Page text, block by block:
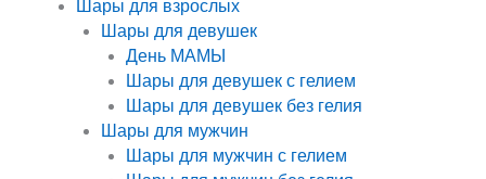
Шары для взрослых
Шары для девушек
День МАМЫ
Шары для девушек с гелием
Шары для девушек без гелия
Шары для мужчин
Шары для мужчин с гелием